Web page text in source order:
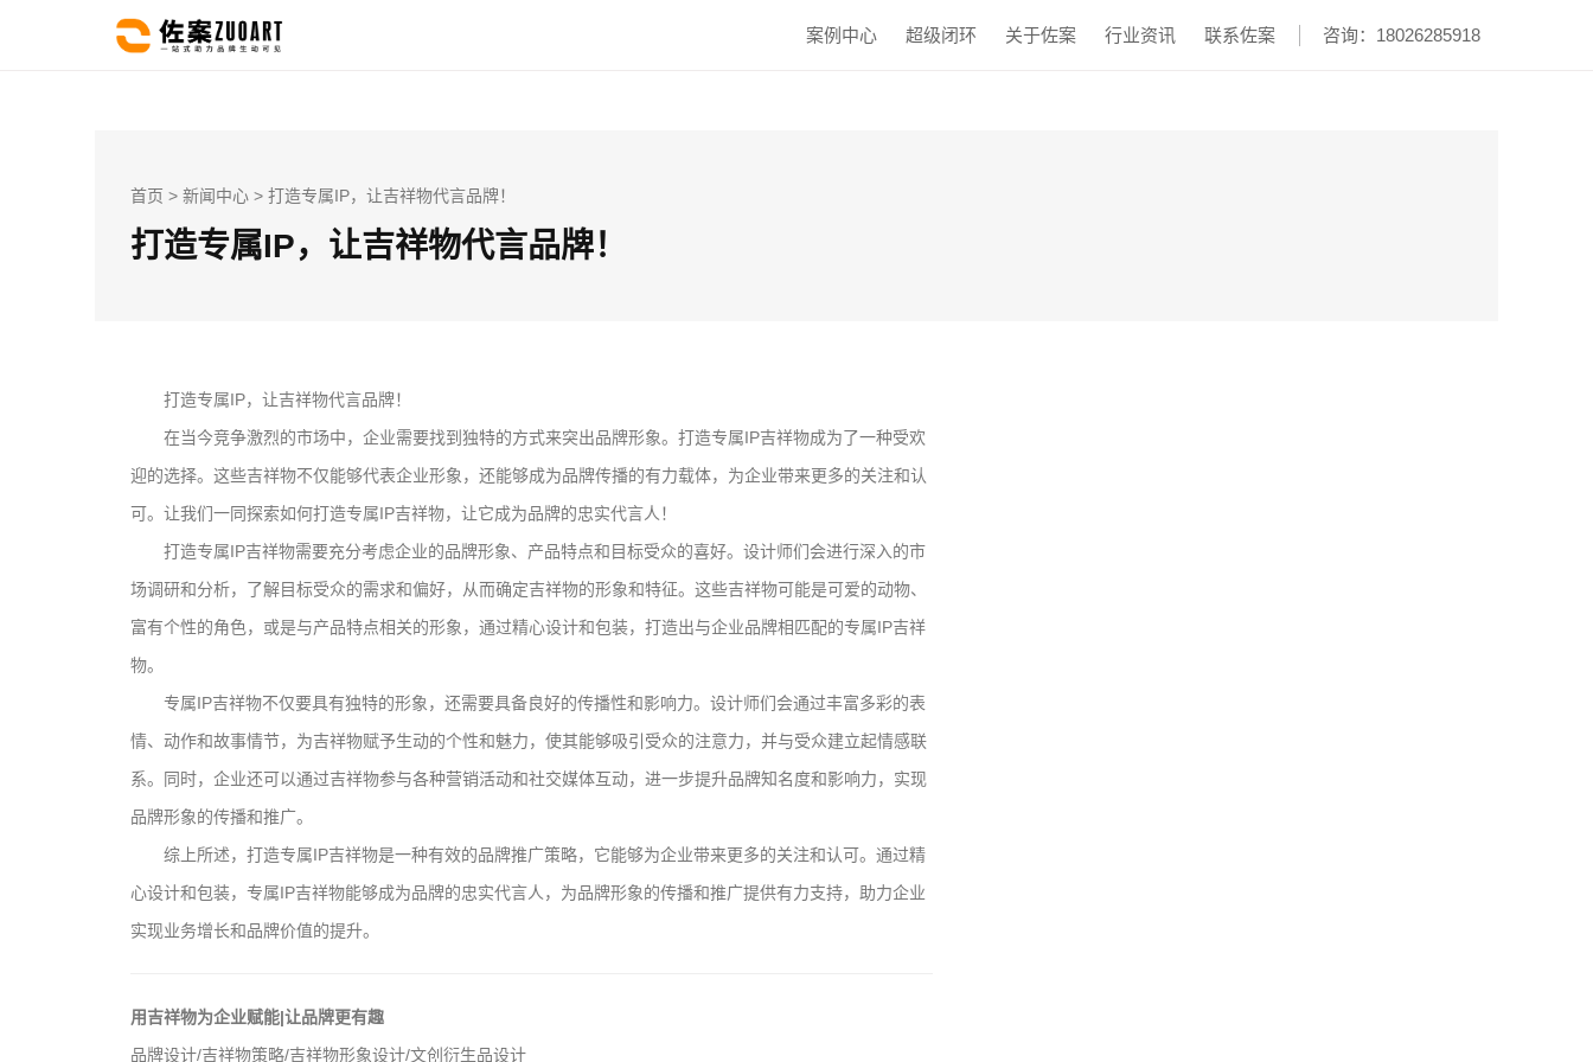
咨询：18026285918
案例中心 超级闭环 关于佐案 行业资讯 联系佐案
首页 > 新闻中心 > 打造专属IP，让吉祥物代言品牌！
打造专属IP，让吉祥物代言品牌！
打造专属IP，让吉祥物代言品牌！
在当今竞争激烈的市场中，企业需要找到独特的方式来突出品牌形象。打造专属IP吉祥物成为了一种受欢
迎的选择。这些吉祥物不仅能够代表企业形象，还能够成为品牌传播的有力载体，为企业带来更多的关注和认
可。让我们一同探索如何打造专属IP吉祥物，让它成为品牌的忠实代言人！
打造专属IP吉祥物需要充分考虑企业的品牌形象、产品特点和目标受众的喜好。设计师们会进行深入的市
场调研和分析，了解目标受众的需求和偏好，从而确定吉祥物的形象和特征。这些吉祥物可能是可爱的动物、
富有个性的角色，或是与产品特点相关的形象，通过精心设计和包装，打造出与企业品牌相匹配的专属IP吉祥
物。
专属IP吉祥物不仅要具有独特的形象，还需要具备良好的传播性和影响力。设计师们会通过丰富多彩的表
情、动作和故事情节，为吉祥物赋予生动的个性和魅力，使其能够吸引受众的注意力，并与受众建立起情感联
系。同时，企业还可以通过吉祥物参与各种营销活动和社交媒体互动，进一步提升品牌知名度和影响力，实现
品牌形象的传播和推广。
综上所述，打造专属IP吉祥物是一种有效的品牌推广策略，它能够为企业带来更多的关注和认可。通过精
心设计和包装，专属IP吉祥物能够成为品牌的忠实代言人，为品牌形象的传播和推广提供有力支持，助力企业
实现业务增长和品牌价值的提升。
用吉祥物为企业赋能|让品牌更有趣
品牌设计/吉祥物策略/吉祥物形象设计/文创衍生品设计